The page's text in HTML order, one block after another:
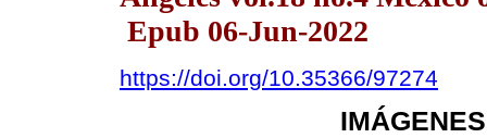
Epub 06-Jun-2022
https://doi.org/10.35366/97274